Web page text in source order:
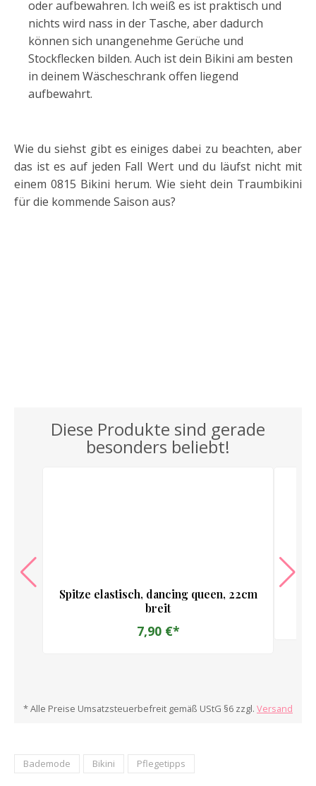
oder aufbewahren. Ich weiß es ist praktisch und
nichts wird nass in der Tasche, aber dadurch
können sich unangenehme Gerüche und
Stockflecken bilden. Auch ist dein Bikini am besten
in deinem Wäscheschrank offen liegend
aufbewahrt.
Wie du siehst gibt es einiges dabei zu beachten, aber
das ist es auf jeden Fall Wert und du läufst nicht mit
einem 0815 Bikini herum. Wie sieht dein Traumbikini
für die kommende Saison aus?
Diese Produkte sind gerade
besonders beliebt!
Spitze elastisch, dancing queen, 22cm
breit
7,90 €*
* Alle Preise Umsatzsteuerbefreit gemäß UStG §6 zzgl. Versand
Bademode Bikini Pflegetipps